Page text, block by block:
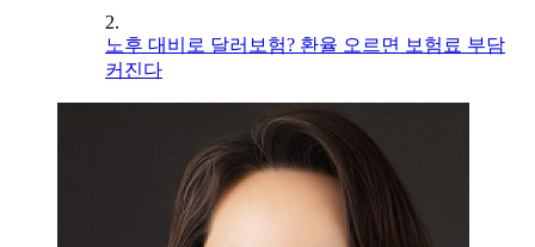
2.
노후 대비로 달러보험? 환율 오르면 보험료 부담
커진다